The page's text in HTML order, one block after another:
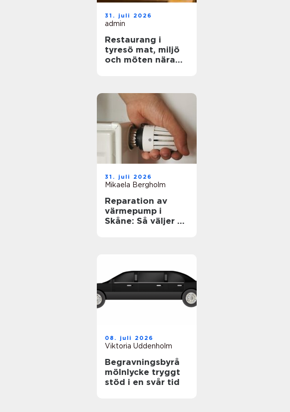
31. juli 2026
admin
Restaurang i
tyresö mat, miljö
och möten nära
31. juli 2026
Mikaela Bergholm
Reparation av
värmepump i
Skåne: Så väljer du
08. juli 2026
Viktoria Uddenholm
Begravningsbyrå
mölnlycke tryggt
stöd i en svår tid